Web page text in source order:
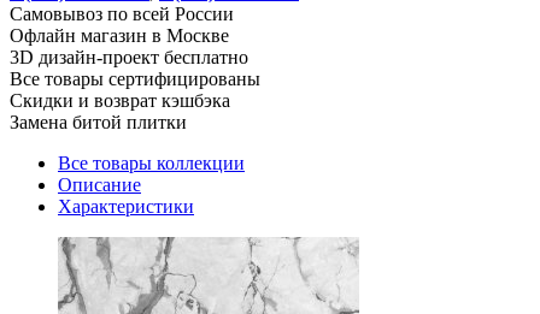
Cамовывоз по всей России
Офлайн магазин в Москве
3D дизайн-проект бесплатно
Все товары сертифицированы
Скидки и возврат кэшбэка
Замена битой плитки
Все товары коллекции
Описание
Характеристики